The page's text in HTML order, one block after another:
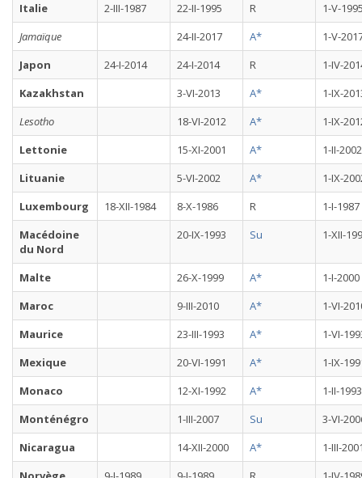
Italie
2-III-1987 22-II-1995 R
1-V-
Jamaïque
24-II-2017 A*
1-V-
Japon
24-I-2014 24-I-2014 R
1-IV-
Kazakhstan
3-VI-2013 A*
1-IX-
Lesotho
18-VI-2012 A*
1-IX-
Lettonie
15-XI-2001 A*
1-II-2002
Lituanie
5-VI-2002 A*
1-IX-
Luxembourg
18-XII-1984 8-X-1986 R
1-I-1987
Macédoine
du Nord
20-IX-1993 Su 1-XII-
Malte 26-X-1999 A*
1-I-2000
Maroc
9-III-2010 A*
1-VI-
Maurice
23-III-1993 A*
1-VI-
Mexique
20-VI-1991 A*
1-IX-
Monaco
12-XI-1992 A*
1-II-1993
Monténégro
1-III-2007 Su
3-VI-
Nicaragua
14-XII-2000 A*
1-III-